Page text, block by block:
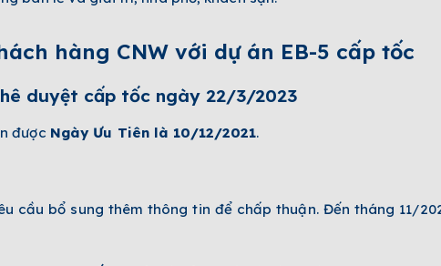
hàng CNW với dự án EB-5 cấp tốc
duyệt cấp tốc ngày 22/3/2023
được Ngày Ưu Tiên là 10/12/2021.
cầu bổ sung thêm thông tin để chấp thuận. Đến tháng 11/